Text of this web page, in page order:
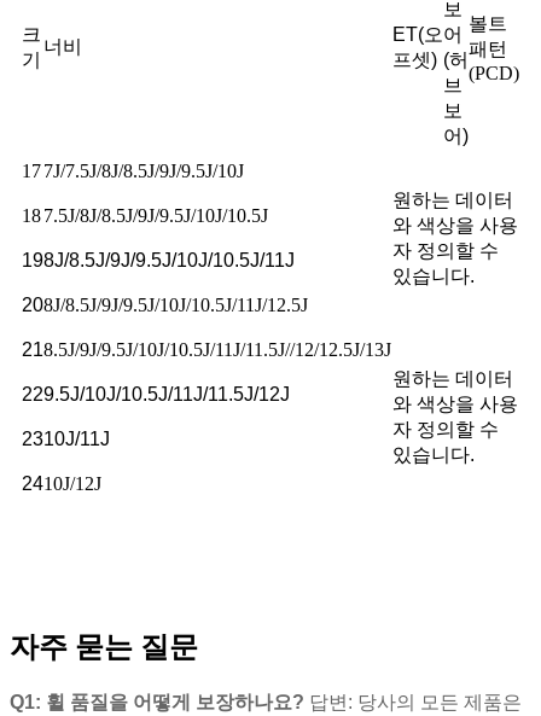
크
기
너비
ET(오
프셋)
보
어
(허
브
보
어)
볼트
패턴
(PCD)
177J/7.5J/8J/8.5J/9J/9.5J/10J
원하는 데이터
와 색상을 사용
자 정의할 수
있습니다.
187.5J/8J/8.5J/9J/9.5J/10J/10.5J
198J/8.5J/9J/9.5J/10J/10.5J/11J
208J/8.5J/9J/9.5J/10J/10.5J/11J/12.5J
218.5J/9J/9.5J/10J/10.5J/11J/11.5J//12/12.5J/13J
원하는 데이터
와 색상을 사용
자 정의할 수
있습니다.
229.5J/10J/10.5J/11J/11.5J/12J
2310J/11J
2410J/12J
자주 묻는 질문
Q1: 휠 품질을 어떻게 보장하나요? 답변: 당사의 모든 제품은